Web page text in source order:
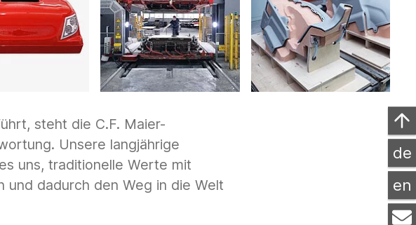
steht die C.F. Maier-
Unsere langjährige
uns, traditionelle Werte mit
und dadurch den Weg in die Welt
de
en